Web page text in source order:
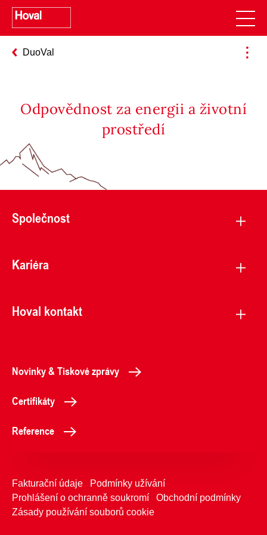
DuoVal
Odpovědnost za energii a životní
prostředí
Společnost
Kariéra
Hoval kontakt
Novinky & Tiskové zprávy
Certifikáty
Reference
Fakturační údaje
Podmínky užívání
Prohlášení o ochranně soukromí
Obchodní podmínky
Zásady používání souborů cookie